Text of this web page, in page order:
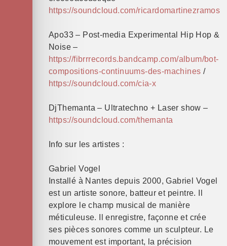
https://soundcloud.com/ricardomartinezramos
Apo33 – Post-media Experimental Hip Hop &
Noise –
https://fibrrrecords.bandcamp.com/album/bot-
compositions-continuums-des-machines /
https://soundcloud.com/cia-x
DjThemanta – Ultratechno + Laser show –
https://soundcloud.com/themanta
Info sur les artistes :
Gabriel Vogel
Installé à Nantes depuis 2000, Gabriel Vogel
est un artiste sonore, batteur et peintre. Il
explore le champ musical de manière
méticuleuse. Il enregistre, façonne et crée
ses pièces sonores comme un sculpteur. Le
mouvement est important, la précision